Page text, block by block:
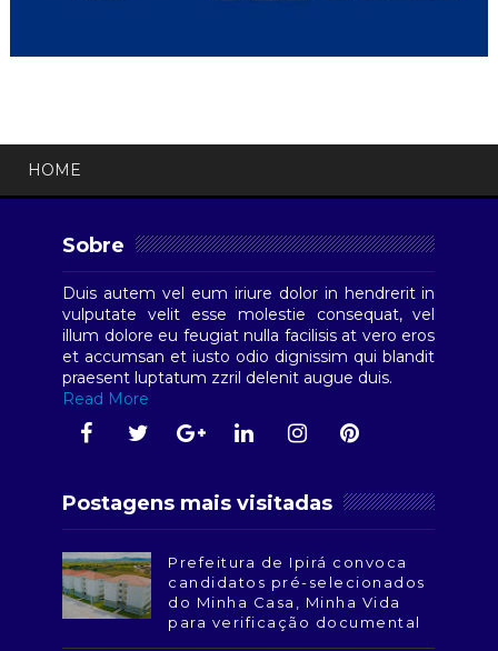
HOME
Sobre
Duis autem vel eum iriure dolor in hendrerit in
vulputate velit esse molestie consequat, vel
illum dolore eu feugiat nulla facilisis at vero eros
et accumsan et iusto odio dignissim qui blandit
praesent luptatum zzril delenit augue duis.
Read More
Postagens mais visitadas
Prefeitura de Ipirá convoca
candidatos pré-selecionados
do Minha Casa, Minha Vida
para verificação documental